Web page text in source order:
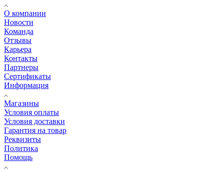
О компании
Новости
Команда
Отзывы
Карьера
Контакты
Партнеры
Сертификаты
Информация
Магазины
Условия оплаты
Условия доставки
Гарантия на товар
Реквизиты
Политика
Помощь